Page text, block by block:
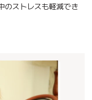
のストレスも軽減でき